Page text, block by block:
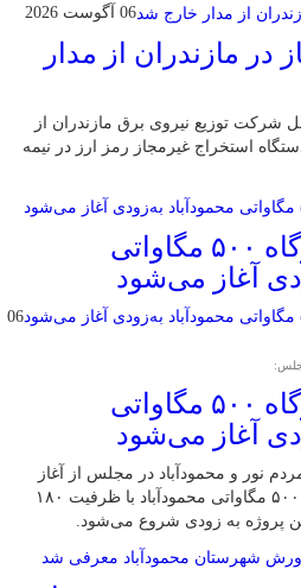
06 آگوست 2026
در مازندران از مدار
شرکت توزیع نیروی برق مازندران از
و جمع‌آوری ۱۹ دستگاه استخراج غیرمجاز رمز ارز در نیمه
فاز نخست نیروگاه ۵۰۰ مگاواتی
آغاز می‌شود
06
فاز نخست نیروگاه ۵۰۰ مگاواتی
آغاز می‌شود
مردم نور و محمودآباد در مجلس از آغاز
اجرای فاز نخست نیروگاه ۵۰۰ مگاواتی محمودآباد با ظرفیت ۱۸۰
پروژه به زودی شروع می‌شود.